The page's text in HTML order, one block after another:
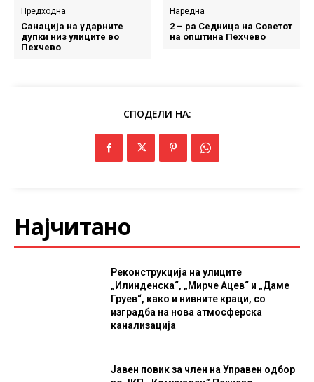
Предходна
Санација на ударните
дупки низ улиците во
Пехчево
Наредна
2 – ра Седница на Советот
на општина Пехчево
СПОДЕЛИ НА:
Најчитано
Реконструкција на улиците
„Илинденска“, „Мирче Ацев“ и „Даме
Груев“, како и нивните краци, со
изградба на нова атмосферска
канализација
Јавен повик за член на Управен одбор